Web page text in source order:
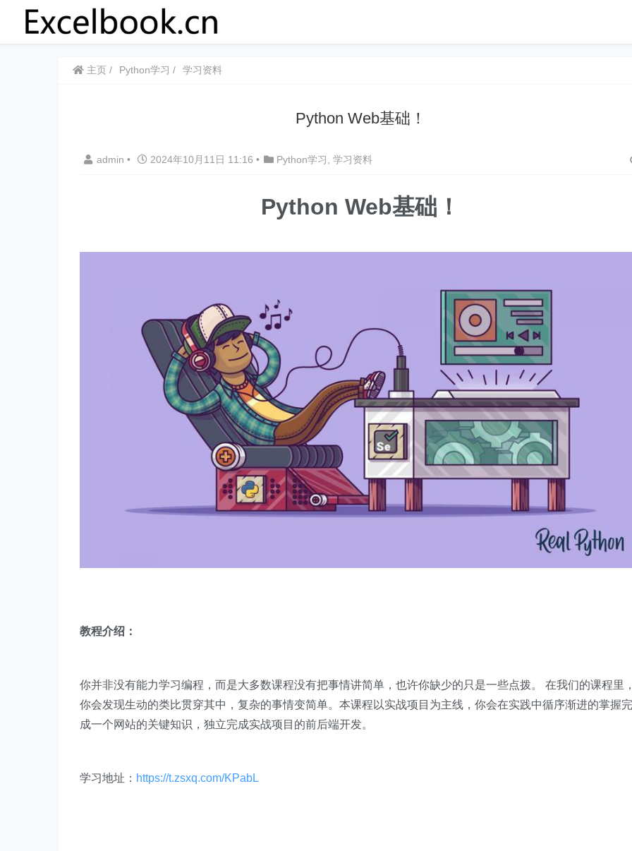
主页 Python学习 学习资料
Python Web基础！
admin • 2024年10月11日 11:16 • Python学习 学习资料
Python Web基础！
教程介绍：
你并非没有能力学习编程，而是大多数课程没有把事情讲简单，也许你缺少的只是一些点拨。 在我们的课程里
你会发现生动的类比贯穿其中，复杂的事情变简单。本课程以实战项目为主线，你会在实践中循序渐进的掌握完
成一个网站的关键知识，独立完成实战项目的前后端开发。
学习地址： https://t.zsxq.com/KPabL